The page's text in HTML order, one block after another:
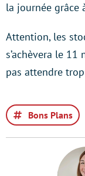
la journée grâce
Attention, les
s’achèvera le
pas attendre
Bons Plans